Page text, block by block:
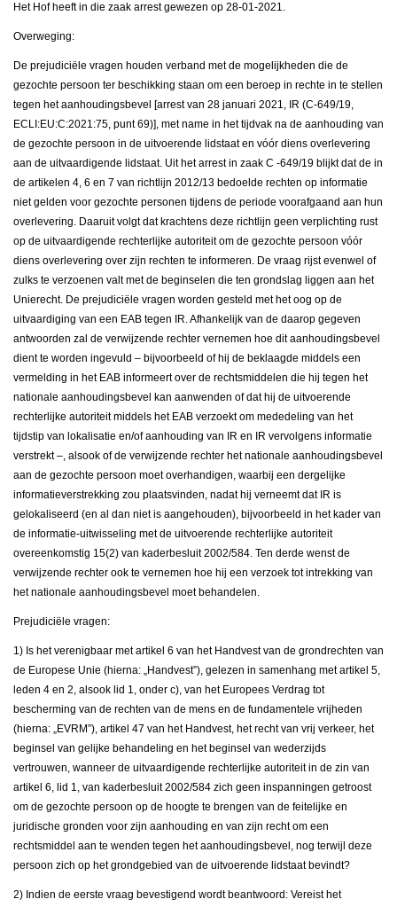
Het Hof heeft in die zaak arrest gewezen op 28-01-2021.
Overweging:
De prejudiciële vragen houden verband met de mogelijkheden die de
gezochte persoon ter beschikking staan om een beroep in rechte in te stellen
tegen het aanhoudingsbevel [arrest van 28 januari 2021, IR (C-649/19,
ECLI:EU:C:2021:75, punt 69)], met name in het tijdvak na de aanhouding van
de gezochte persoon in de uitvoerende lidstaat en vóór diens overlevering
aan de uitvaardigende lidstaat. Uit het arrest in zaak С -649/19 blijkt dat de in
de artikelen 4, 6 en 7 van richtlijn 2012/13 bedoelde rechten op informatie
niet gelden voor gezochte personen tijdens de periode voorafgaand aan hun
overlevering. Daaruit volgt dat krachtens deze richtlijn geen verplichting rust
op de uitvaardigende rechterlijke autoriteit om de gezochte persoon vóór
diens overlevering over zijn rechten te informeren. De vraag rijst evenwel of
zulks te verzoenen valt met de beginselen die ten grondslag liggen aan het
Unierecht. De prejudiciële vragen worden gesteld met het oog op de
uitvaardiging van een EAB tegen IR. Afhankelijk van de daarop gegeven
antwoorden zal de verwijzende rechter vernemen hoe dit aanhoudingsbevel
dient te worden ingevuld – bijvoorbeeld of hij de beklaagde middels een
vermelding in het EAB informeert over de rechtsmiddelen die hij tegen het
nationale aanhoudingsbevel kan aanwenden of dat hij de uitvoerende
rechterlijke autoriteit middels het EAB verzoekt om mededeling van het
tijdstip van lokalisatie en/of aanhouding van IR en IR vervolgens informatie
verstrekt –, alsook of de verwijzende rechter het nationale aanhoudingsbevel
aan de gezochte persoon moet overhandigen, waarbij een dergelijke
informatieverstrekking zou plaatsvinden, nadat hij verneemt dat IR is
gelokaliseerd (en al dan niet is aangehouden), bijvoorbeeld in het kader van
de informatie-uitwisseling met de uitvoerende rechterlijke autoriteit
overeenkomstig 15(2) van kaderbesluit 2002/584. Ten derde wenst de
verwijzende rechter ook te vernemen hoe hij een verzoek tot intrekking van
het nationale aanhoudingsbevel moet behandelen.
Prejudiciële vragen:
1) Is het verenigbaar met artikel 6 van het Handvest van de grondrechten van
de Europese Unie (hierna: „Handvest”), gelezen in samenhang met artikel 5,
leden 4 en 2, alsook lid 1, onder c), van het Europees Verdrag tot
bescherming van de rechten van de mens en de fundamentele vrijheden
(hierna: „EVRM”), artikel 47 van het Handvest, het recht van vrij verkeer, het
beginsel van gelijke behandeling en het beginsel van wederzijds
vertrouwen, wanneer de uitvaardigende rechterlijke autoriteit in de zin van
artikel 6, lid 1, van kaderbesluit 2002/584 zich geen inspanningen getroost
om de gezochte persoon op de hoogte te brengen van de feitelijke en
juridische gronden voor zijn aanhouding en van zijn recht om een
rechtsmiddel aan te wenden tegen het aanhoudingsbevel, nog terwijl deze
persoon zich op het grondgebied van de uitvoerende lidstaat bevindt?
2) Indien de eerste vraag bevestigend wordt beantwoord: Vereist het